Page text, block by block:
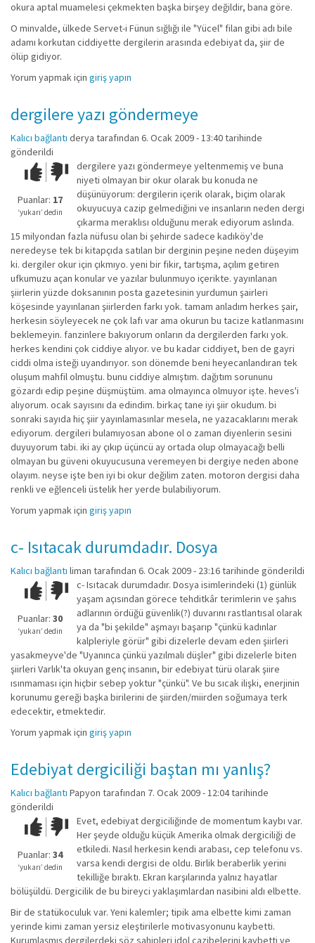
okura aptal muamelesi çekmekten başka birşey değildir, bana göre.
O minvalde, ülkede Servet-i Fünun sığlığı ile "Yücel" filan gibi adı bile
adamı korkutan ciddiyette dergilerin arasında edebiyat da, şiir de
ölüp gidiyor.
Yorum yapmak için giriş yapın
dergilere yazı göndermeye
Kalıcı bağlantı derya tarafından 6. Ocak 2009 - 13:40 tarihinde
gönderildi
Çok iyi!O
kadar
iyi
değil!
Puanlar: 17
‘yukarı’ dedin
dergilere yazı göndermeye yeltenmemiş ve buna
niyeti olmayan bir okur olarak bu konuda ne
düşünüyorum: dergilerin içerik olarak, biçim olarak
okuyucuya cazip gelmediğini ve insanların neden dergi
çıkarma meraklısı olduğunu merak ediyorum aslında.
15 milyondan fazla nüfusu olan bi şehirde sadece kadıköy'de
neredeyse tek bi kitapçıda satılan bir derginin peşine neden düşeyim
ki. dergiler okur için çıkmıyo. yeni bir fikir, tartışma, açılım getiren
ufkumuzu açan konular ve yazılar bulunmuyo içerikte. yayınlanan
şiirlerin yüzde doksanının posta gazetesinin yurdumun şairleri
köşesinde yayınlanan şiirlerden farkı yok. tamam anladım herkes şair,
herkesin söyleyecek ne çok lafı var ama okurun bu tacize katlanmasını
beklemeyin. fanzinlere bakıyorum onların da dergilerden farkı yok.
herkes kendini çok ciddiye alıyor. ve bu kadar ciddiyet, ben de gayri
ciddi olma isteği uyandırıyor. son dönemde beni heyecanlandıran tek
oluşum mahfil olmuştu. bunu ciddiye almıştım. dağıtım sorununu
gözardı edip peşine düşmüştüm. ama olmayınca olmuyor işte. heves'i
alıyorum. ocak sayısını da edindim. birkaç tane iyi şiir okudum. bi
sonraki sayıda hiç şiir yayınlamasınlar mesela, ne yazacaklarını merak
ediyorum. dergileri bulamıyosan abone ol o zaman diyenlerin sesini
duyuyorum tabi. iki ay çıkıp üçüncü ay ortada olup olmayacağı belli
olmayan bu güveni okuyucusuna veremeyen bi dergiye neden abone
olayım. neyse işte ben iyi bi okur değilim zaten. motoron dergisi daha
renkli ve eğlenceli üstelik her yerde bulabiliyorum.
Yorum yapmak için giriş yapın
c- Isıtacak durumdadır. Dosya
Kalıcı bağlantı liman tarafından 6. Ocak 2009 - 23:16 tarihinde gönderildi
Çok iyi!O
kadar
iyi
değil!
Puanlar: 30
‘yukarı’ dedin
c- Isıtacak durumdadır. Dosya isimlerindeki (1) günlük
yaşam açısından görece tehditkâr terimlerin ve şahıs
adlarının ördüğü güvenlik(?) duvarını rastlantısal olarak
ya da "bi şekilde" aşmayı başarıp "çünkü kadınlar
kalpleriyle görür" gibi dizelerle devam eden şiirleri
yasakmeyve'de "Uyanınca çünkü yazılmalı düşler" gibi dizelerle biten
şiirleri Varlık'ta okuyan genç insanın, bir edebiyat türü olarak şiire
ısınmaması için hiçbir sebep yoktur "çünkü". Ve bu sıcak ilişki, enerjinin
korunumu gereği başka birilerini de şiirden/miirden soğumaya terk
edecektir, etmektedir.
Yorum yapmak için giriş yapın
Edebiyat dergiciliği baştan mı yanlış?
Kalıcı bağlantı Papyon tarafından 7. Ocak 2009 - 12:04 tarihinde
gönderildi
Çok iyi!O
kadar
iyi
değil!
Puanlar: 34
‘yukarı’ dedin
Evet, edebiyat dergiciliğinde de momentum kaybı var.
Her şeyde olduğu küçük Amerika olmak dergiciliği de
etkiledi. Nasıl herkesin kendi arabası, cep telefonu vs.
varsa kendi dergisi de oldu. Birlik beraberlik yerini
tekilliğe bıraktı. Ekran karşılarında yalnız hayatlar
bölüşüldü. Dergicilik de bu bireyci yaklaşımlardan nasibini aldı elbette.
Bir de statükoculuk var. Yeni kalemler; tipik ama elbette kimi zaman
yerinde kimi zaman yersiz eleştirilerle motivasyonunu kaybetti.
Kurumlaşmış dergilerdeki söz sahipleri idol cazibelerini kaybetti ve